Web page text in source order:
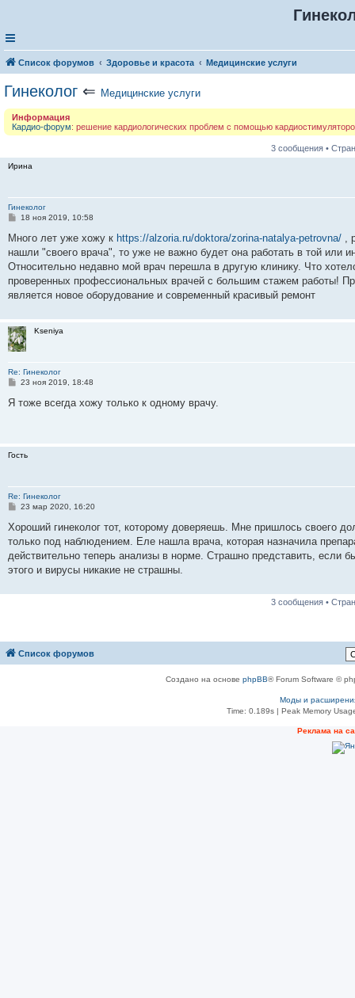
Список форумов Здоровье и красота Медицинские услуги
Гинеколог ⇐ Медицинские услуги
Информация
Кардио-форум: решение кардиологических проблем с помощью
3 сообщения •
Ирина
Гинеколог
С
о
щ
е
и
е
18 ноя 2019, 10:58
Много лет уже хожу к https://alzoria.ru/doktora/zorina-natalya-petrovna/ ,
нашли "своего врача", то уже не важно будет она работать в той или
Относительно недавно мой врач перешла в другую клинику. Что
проверенных профессиональных врачей с большим стажем работы!
является новое оборудование и современный красивый ремонт
Kseniya
Re: Гинеколог
С
о
и
е
23 ноя 2019, 18:48
Я тоже всегда хожу только к одному врачу.
Гость
Re: Гинеколог
С
о
б
щ
е
и
23 мар 2020, 16:20
Хороший гинеколог тот, которому доверяешь. Мне пришлось своего
только под наблюдением. Еле нашла врача, которая назначила
действительно теперь анализы в норме. Страшно представить, если
этого и вирусы никакие не страшны.
3 сообщения •
Список форумов
Создано на основе phpBB® Forum Software ©
Моды и
Time: 0.189s| Peak Memory
Реклама на